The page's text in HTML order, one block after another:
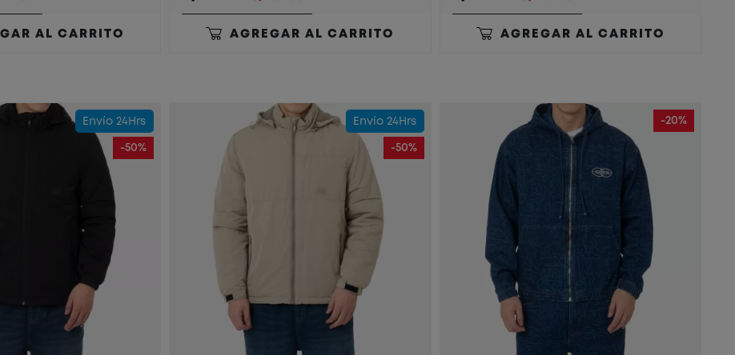
AL CARRITO AGREGAR AL CARRITO AGREGAR AL CARRITO
Envío 24Hrs
-50%
Envío 24Hrs
-50%
-20%